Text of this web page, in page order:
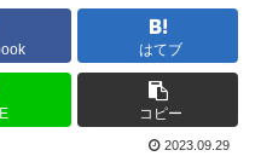
はてブ
コピー
2023.09.29